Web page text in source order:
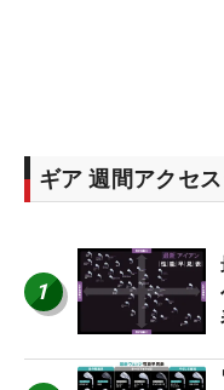
ギア 週間アクセ
1